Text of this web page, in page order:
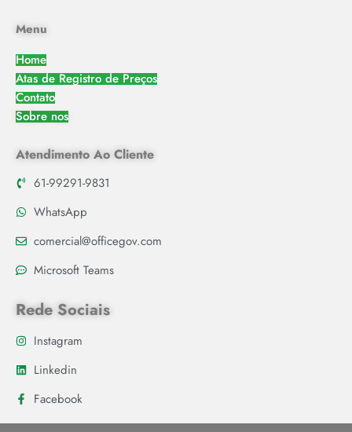
Menu
Home
Atas de Registro de Preços
Contato
Sobre nos
Atendimento Ao Cliente
61-99291-9831
WhatsApp
comercial@officegov.com
Microsoft Teams
Rede Sociais
Instagram
Linkedin
Facebook